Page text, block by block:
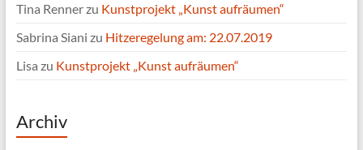
Tina Rennerzu Kunstprojekt „Kunst aufräumen“
Sabrina Siani zu Hitzeregelung am: 22.07.2019
Lisa zu Kunstprojekt „Kunst aufräumen“
Archiv